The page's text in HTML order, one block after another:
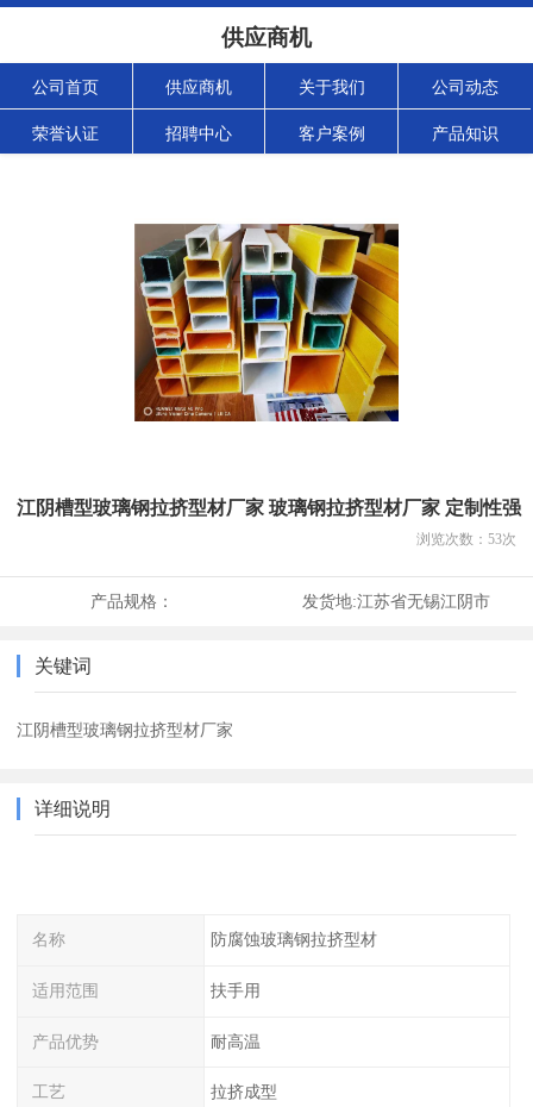
供应商机
公司首页 供应商机 关于我们 公司动态
荣誉认证 招聘中心 客户案例 产品知识
江阴槽型玻璃钢拉挤型材厂家 玻璃钢拉挤型材厂家 定制性强
浏览次数： 53次
产品规格： 发货地:江苏省无锡江阴市
关键词
江阴槽型玻璃钢拉挤型材厂家
详细说明
名称 防腐蚀玻璃钢拉挤型材
适用范围 扶手用
产品优势 耐高温
工艺 拉挤成型